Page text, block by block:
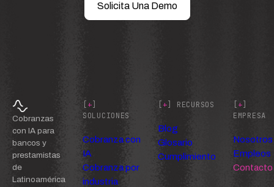
Solicita Una Demo
Cobranzas
con IA para
bancos y
prestamistas
de
Latinoamérica
[+]
SOLUCIONES
Cobranza con
IA
Cobranza por
industria
[+] RECURSOS
Blog
Glosario
Cumplimiento
[+]
EMPRESA
Nosotros
Empleos
Contacto